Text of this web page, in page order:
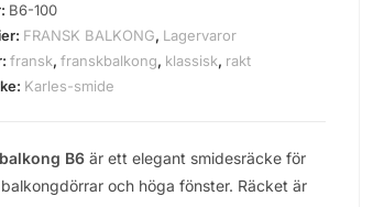
B6-100
FRANSK BALKONG, Lagervaror
fransk,franskbalkong, klassisk, rakt
Karles-smide
B6 är ett elegant smidesräcke för
och höga fönster. Räcket är